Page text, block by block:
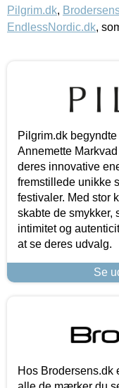
Pilgrim.dk,
EndlessNordic.dk,
Pilgrim.dk
Annemette
deres innovative
fremstillede unikke
festivaler. Med stor
skabte de smykker,
intimitet og
at se deres udvalg.
Se
Hos Brodersens.dk